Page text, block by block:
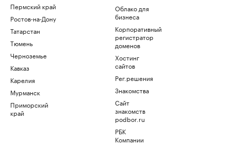
Пермский край
Ростов-на-Дону
Татарстан
Тюмень
Черноземье
Кавказ
Карелия
Мурманск
Приморский
край
Облако для
бизнеса
Корпоративный
регистратор
доменов
Хостинг
сайтов
Рег.решения
Знакомства
Сайт
знакомств
podbor.ru
РБК
Компании